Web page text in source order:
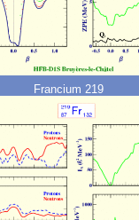
Francium 219